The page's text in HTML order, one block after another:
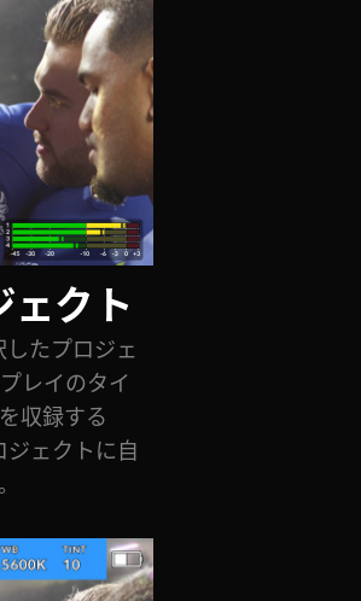
クト
たプロジェ
レイのタイ
収録する
ェクトに自